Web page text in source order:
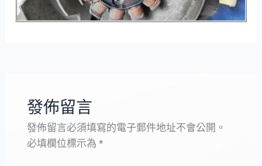
發佈留言
發佈留言必須填寫的電子郵件地址不會公開。
必填欄位標示為 *